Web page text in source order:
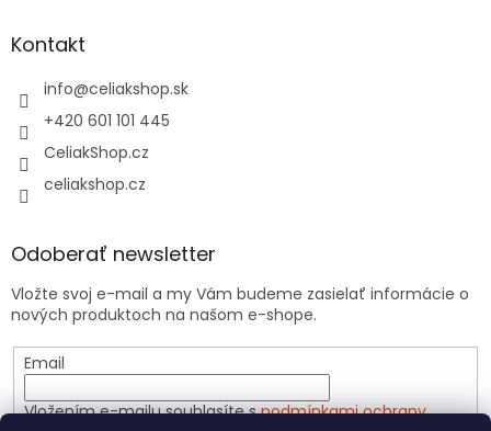
Kontakt
info@celiakshop.sk
+420 601 101 445
CeliakShop.cz
celiakshop.cz
Odoberať newsletter
Vložte svoj e-mail a my Vám budeme zasielať informácie o
nových produktoch na našom e-shope.
Email
Vložením e-mailu souhlasíte spodmínkami ochrany